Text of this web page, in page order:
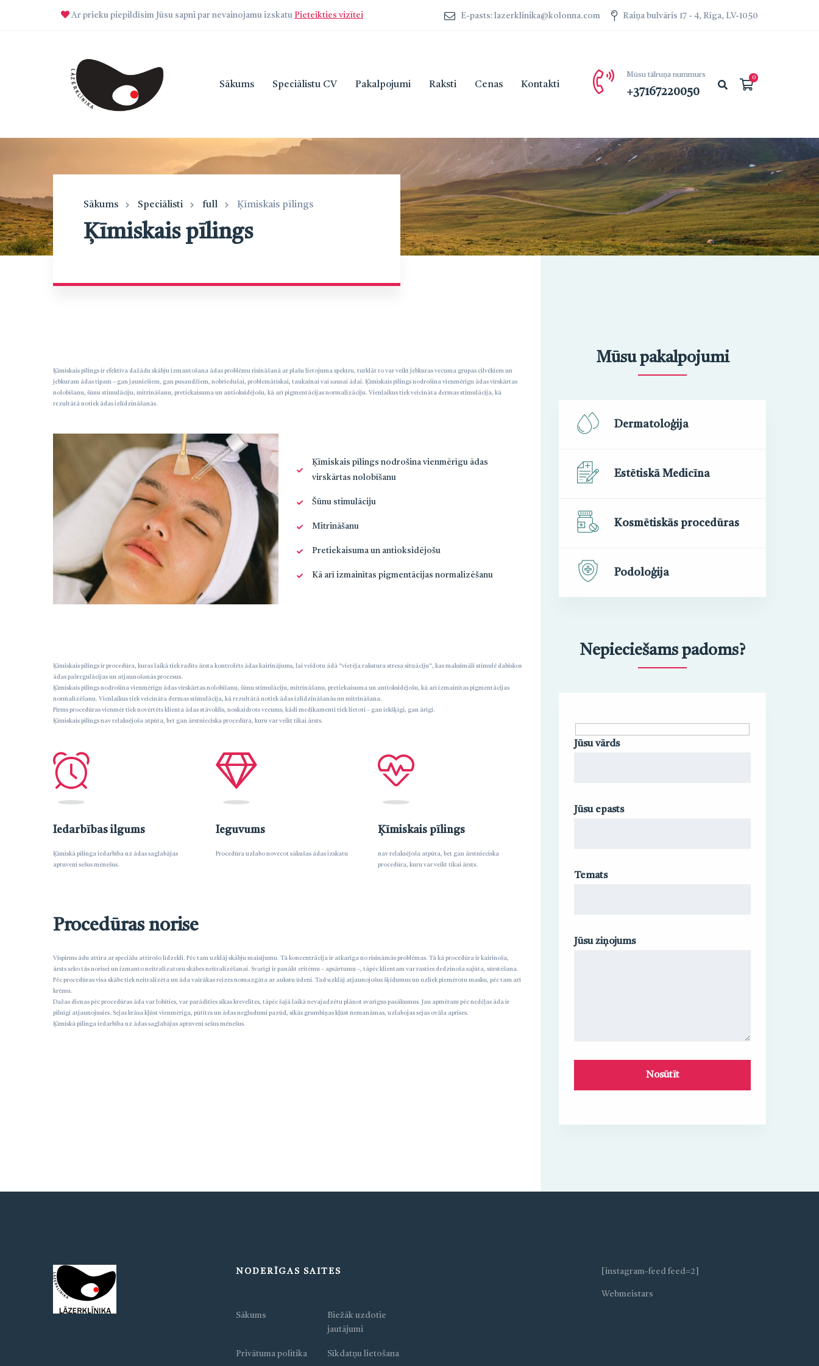
Ar prieku piepildīsim Jūsu sapni par nevainojamu izskatu Pieteikties vizītei E-pasts: lazerklinika@kolonna.com Raiņa bulvāris 17 - 4, Rīga, LV-1050
Sākums Speciālistu CV Pakalpojumi Raksti Cenas Kontakti
Mūsu tālruņa nummurs
+37167220050
Sākums Speciālisti full Ķīmiskais pīlings
Ķīmiskais pīlings
Ķīmiskais pīlings ir efektīva dažādu skābju izmantošana ādas problēmu risināšanā ar plašu lietojuma spektru, turklāt to var veikt jebkuras vecuma grupas cilvēkiem un
jebkuram ādas tipam – gan jauniešiem, gan pusaudžiem, nobriedušai, problemātiskai, taukainai vai sausai ādai. Ķīmiskais pīlings nodrošina vienmērīgu ādas virskārtas
nolobīšanu, šūnu stimulāciju, mitrināšanu, pretiekaisuma un antioksidējošu, kā arī pigmentācijas normalizāciju. Vienlaikus tiek veicināta dermas stimulācija, kā
rezultātā notiek ādas izlīdzināšanās.
Ķīmiskais pīlings nodrošina vienmērīgu ādas
virskārtas nolobīšanu
Šūnu stimulāciju
Mitrināšanu
Pretiekaisuma un antioksidējošu
Kā arī izmainītas pigmentācijas normalizēšanu
Ķīmiskais pīlings ir procedūra, kuras laikā tiek radīts ārsta kontrolēts ādas kairinājums, lai veidotu ādā “vietēja rakstura stresa situāciju“, kas maksimāli stimulē dabiskos
ādas pašregulācijas un atjaunošanās procesus.
Ķīmiskais pīlings nodrošina vienmērīgu ādas virskārtas nolobīšanu, šūnu stimulāciju, mitrināšanu, pretiekaisuma un antioksidējošu, kā arī izmainītas pigmentācijas
normalizēšanu. Vienlaikus tiek veicināta dermas stimulācija, kā rezultātā notiek ādas izlīdzināšanās un mitrināšana.
Pirms procedūras vienmēr tiek novērtēts klienta ādas stāvoklis, noskaidrots vecums, kādi medikamenti tiek lietoti – gan iekšķīgi, gan ārīgi.
Ķīmiskais pīlings nav relaksējoša atpūta, bet gan ārstnieciska procedūra, kuru var veikt tikai ārsts.
Iedarbības ilgums
Ķīmiskā pīlinga iedarbība uz ādas saglabājas
aptuveni sešus mēnešus.
Ieguvums
Procedūra uzlabo novecot sākušas ādas izskatu
Ķīmiskais pīlings
nav relaksējoša atpūta, bet gan ārstnieciska
procedūra, kuru var veikt tikai ārsts.
Procedūras norise
Vispirms ādu attīra ar speciālu attīrošo līdzekli. Pēc tam uzklāj skābju maisījumu. Tā koncentrācija ir atkarīga no risināmās problēmas. Tā kā procedūra ir kairinoša,
ārsts seko tās norisei un izmanto neitralizatoru skābes neitralizēšanai. Svarīgi ir panākt eritēmu – apsārtumu –, tāpēc klientam var rasties dedzinoša sajūta, sūrstēšana.
Pēc procedūras visa skābe tiek neitralizēta un āda vairākas reizes nomazgāta ar aukstu ūdeni. Tad uzklāj atjaunojošus šķīdumus un uzliek piemērotu masku, pēc tam arī
krēmu.
Dažas dienas pēc procedūras āda var lobīties, var parādīties sīkas krevelītes, tāpēc šajā laikā nevajadzētu plānot svarīgus pasākumus. Jau apmēram pēc nedēļas āda ir
pilnīgi atjaunojusies. Sejas krāsa kļūst vienmērīga, pūtītes un ādas negludumi pazūd, sīkās grumbiņas kļūst nemanāmas, uzlabojas sejas ovāla aprises.
Ķīmiskā pīlinga iedarbība uz ādas saglabājas aptuveni sešus mēnešus.
Mūsu pakalpojumi
Dermatoloģija
Estētiskā Medicīna
Kosmētiskās procedūras
Podoloģija
Nepieciešams padoms?
Jūsu vārds
Jūsu epasts
Temats
Jūsu ziņojums
NODERĪGAS SAITES
Sākums
Biežāk uzdotie
jautājumi
Privātuma politika Sīkdatņu lietošana
[instagram-feed feed=2]
Webmeistars